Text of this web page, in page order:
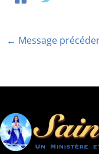
← Message